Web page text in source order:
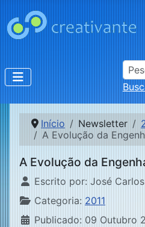
Início Newsletter
A Evolução da
A Evolução da
Detalhes
Escrito por: José
Categoria: 2011
Publicado: 09 Outubro